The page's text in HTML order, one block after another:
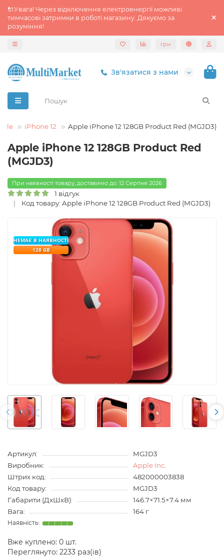
🔌Увага! Через відключення електроенергії можливі
тимчасові затримки в роботі магазину. Дякуємо за
розуміння!
грн
Зв'язатися з нами
iPhone 12 Apple iPhone 12 128GB Product Red (MGJD3)
Apple iPhone 12 128GB Product Red
(MGJD3)
При наявності товару, доставимо до: 12 Серпня 2026
1 відгук
Код товару: Apple iPhone 12 128GB Product Red (MGJD3)
НЕМАЄ В НАЯВНОСТІ
128 GB
Артикул:
MGJD3
Виробник:
Apple Inc.
Штрих код:
482000003838
Код товару:
MGJD3
Габарити (ДхШхВ):
146.7×71.5×7.4 мм
Вага:
164 г
Вже куплено: 0 шт.
Переглянуто: 2233 раз(ів)